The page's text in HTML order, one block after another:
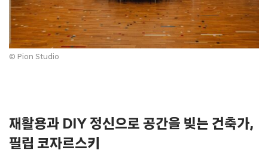
© Pion Studio
재활용과 DIY 정신으로 공간을 빚는 건축가,
필립 코자르스키